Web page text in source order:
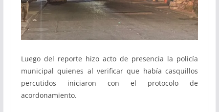
Luego del reporte hizo acto de presencia la policía
municipal quienes al verificar que había casquillos
percutidos iniciaron con el protocolo de
acordonamiento.